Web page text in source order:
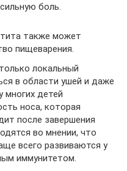
боль.
также может
пищеварения.
локальный
в области ушей и даже
многих детей
носа, которая
после завершения
во мнении, что
всего развиваются у
иммунитетом.